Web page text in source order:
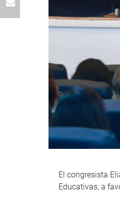
El congresista
Educativas, a